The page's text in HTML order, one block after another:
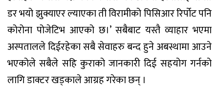
डर भयो झुक्याएर ल्याएका ती विरामीको पिसिआर रिर्पोट पनि
कोरोना पोजेटिभ आएको छ।’ सबैबाट यस्तै व्याहार भएमा
अस्पतालले दिईरहेका सबै सेवाहरु बन्द हुने अबस्थामा आउने
भएकोले सबैले सहि कुराको जानकारी दिई सहयोग गर्नको
लागि डाक्टर खड्काले आग्रह गरेका छन् ।